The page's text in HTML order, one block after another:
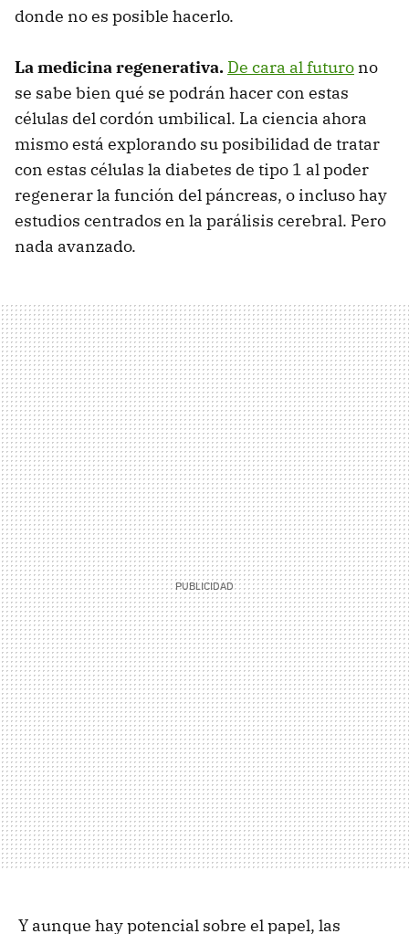
donde no es posible hacerlo.
La medicina regenerativa. De cara al futuro no
se sabe bien qué se podrán hacer con estas
células del cordón umbilical. La ciencia ahora
mismo está explorando su posibilidad de tratar
con estas células la diabetes de tipo 1 al poder
regenerar la función del páncreas, o incluso hay
estudios centrados en la parálisis cerebral. Pero
nada avanzado.
Y aunque hay potencial sobre el papel, las